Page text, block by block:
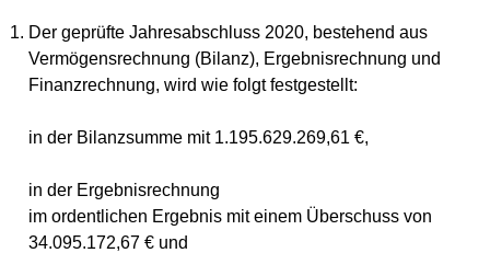
Der geprüfte Jahresabschluss 2020, bestehend aus
Vermögensrechnung (Bilanz), Ergebnisrechnung und
Finanzrechnung, wird wie folgt festgestellt:
in der Bilanzsumme mit 1.195.629.269,61 €,
in der Ergebnisrechnung
im ordentlichen Ergebnis mit einem Überschuss von
34.095.172,67 € und